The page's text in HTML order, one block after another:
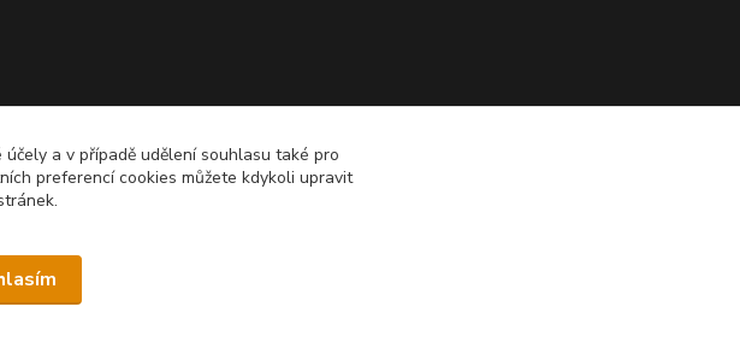
a v případě udělení souhlasu také pro
preferencí cookies můžete kdykoli upravit